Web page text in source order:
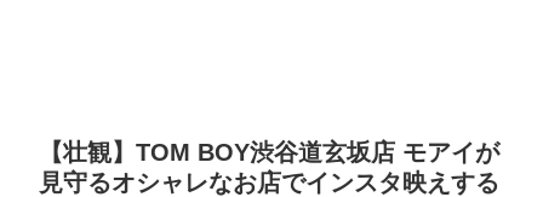
【壮観】TOM BOY渋谷道玄坂店 モアイが
見守るオシャレなお店でインスタ映えする